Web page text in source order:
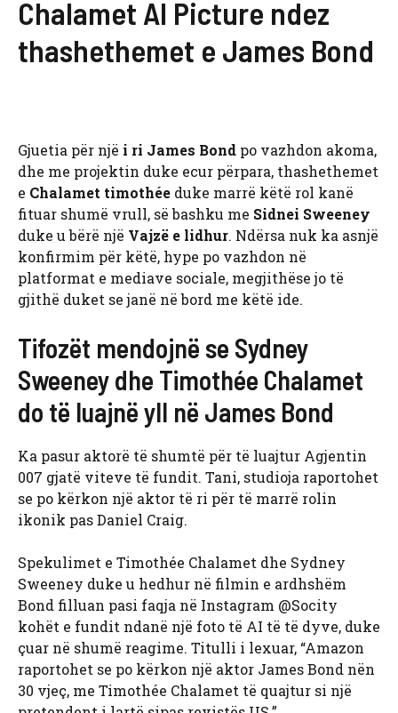
Chalamet AI Picture ndez
thashethemet e James Bond
Gjuetia për një i ri James Bond po vazhdon akoma,
dhe me projektin duke ecur përpara, thashethemet
e Chalamet timothée duke marrë këtë rol kanë
fituar shumë vrull, së bashku me Sidnei Sweeney
duke u bërë një Vajzë e lidhur. Ndërsa nuk ka asnjë
konfirmim për këtë, hype po vazhdon në
platformat e mediave sociale, megjithëse jo të
gjithë duket se janë në bord me këtë ide.
Tifozët mendojnë se Sydney
Sweeney dhe Timothée Chalamet
do të luajnë yll në James Bond
Ka pasur aktorë të shumtë për të luajtur Agjentin
007 gjatë viteve të fundit. Tani, studioja raportohet
se po kërkon një aktor të ri për të marrë rolin
ikonik pas Daniel Craig.
Spekulimet e Timothée Chalamet dhe Sydney
Sweeney duke u hedhur në filmin e ardhshëm
Bond filluan pasi faqja në Instagram @Socity
kohët e fundit ndanë një foto të AI të të dyve, duke
çuar në shumë reagime. Titulli i lexuar, “Amazon
raportohet se po kërkon një aktor James Bond nën
30 vjeç, me Timothée Chalamet të quajtur si një